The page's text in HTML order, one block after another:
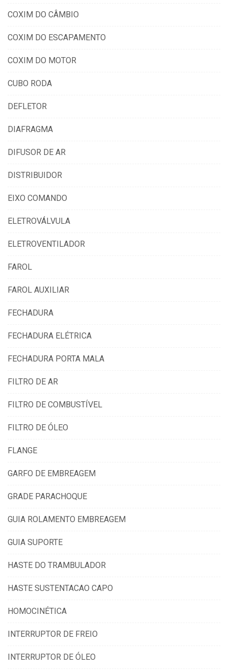
COXIM DO CÂMBIO
COXIM DO ESCAPAMENTO
COXIM DO MOTOR
CUBO RODA
DEFLETOR
DIAFRAGMA
DIFUSOR DE AR
DISTRIBUIDOR
EIXO COMANDO
ELETROVÁLVULA
ELETROVENTILADOR
FAROL
FAROL AUXILIAR
FECHADURA
FECHADURA ELÉTRICA
FECHADURA PORTA MALA
FILTRO DE AR
FILTRO DE COMBUSTÍVEL
FILTRO DE ÓLEO
FLANGE
GARFO DE EMBREAGEM
GRADE PARACHOQUE
GUIA ROLAMENTO EMBREAGEM
GUIA SUPORTE
HASTE DO TRAMBULADOR
HASTE SUSTENTACAO CAPO
HOMOCINÉTICA
INTERRUPTOR DE FREIO
INTERRUPTOR DE ÓLEO